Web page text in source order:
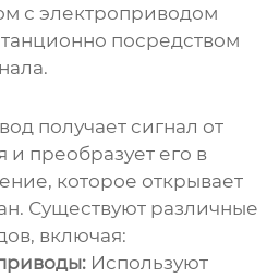
с электроприводом
посредством
получает сигнал от
и преобразует его в
которое открывает
Существуют различные
включая:
Используют